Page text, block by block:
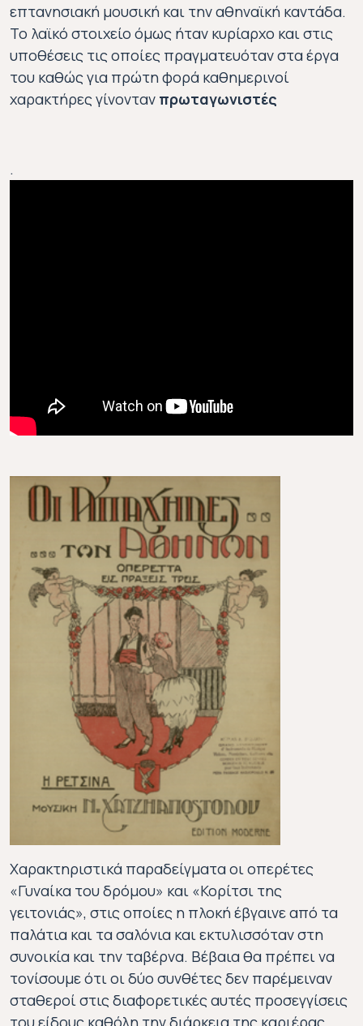
επτανησιακή μουσική και την αθηναϊκή καντάδα.
Το λαϊκό στοιχείο όμως ήταν κυρίαρχο και στις
υποθέσεις τις οποίες πραγματευόταν στα έργα
του καθώς για πρώτη φορά καθημερινοί
χαρακτήρες γίνονταν πρωταγωνιστές
.
Χαρακτηριστικά παραδείγματα οι οπερέτες
«Γυναίκα του δρόμου» και «Κορίτσι της
γειτονιάς», στις οποίες η πλοκή έβγαινε από τα
παλάτια και τα σαλόνια και εκτυλισσόταν στη
συνοικία και την ταβέρνα. Βέβαια θα πρέπει να
τονίσουμε ότι οι δύο συνθέτες δεν παρέμειναν
σταθεροί στις διαφορετικές αυτές προσεγγίσεις
του είδους καθόλη την διάρκεια της καριέρας